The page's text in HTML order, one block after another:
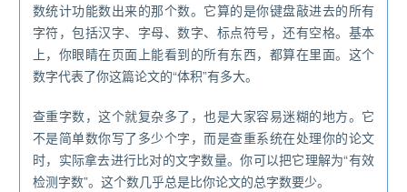
数统计功能数出来的那个数。它算的是你键盘敲进去的所有
字符，包括汉字、字母、数字、标点符号，还有空格。基本
上，你眼睛在页面上能看到的所有东西，都算在里面。这个
数字代表了你这篇论文的“体积”有多大。
查重字数，这个就复杂多了，也是大家容易迷糊的地方。它
不是简单数你写了多少个字，而是查重系统在处理你的论文
时，实际拿去进行比对的文字数量。你可以把它理解为“有效
检测字数”。这个数几乎总是比你论文的总字数要少。